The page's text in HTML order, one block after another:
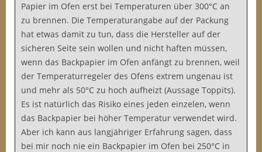
Papier im Ofen erst bei Temperaturen über 300°C an
zu brennen. Die Temperaturangabe auf der Packung
hat etwas damit zu tun, dass die Hersteller auf der
sicheren Seite sein wollen und nicht haften müssen,
wenn das Backpapier im Ofen anfängt zu brennen, weil
der Temperaturregeler des Ofens extrem ungenau ist
und mehr als 50°C zu hoch aufheizt (Aussage Toppits).
Es ist natürlich das Risiko eines jeden einzelen, wenn
das Backpapier bei höher Temperatur verwendet wird.
Aber ich kann aus langjähriger Erfahrung sagen, dass
bei mir noch nie ein Backpapier im Ofen bei 250°C in